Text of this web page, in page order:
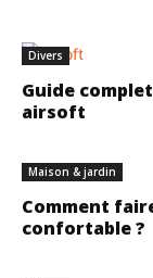
Divers
Guide
airsoft
Maison & jardin
Comment
confortable ?